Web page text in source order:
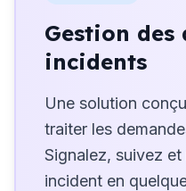
Gestion des
incidents
Une solution
traiter les
Signalez, suivez
incident en